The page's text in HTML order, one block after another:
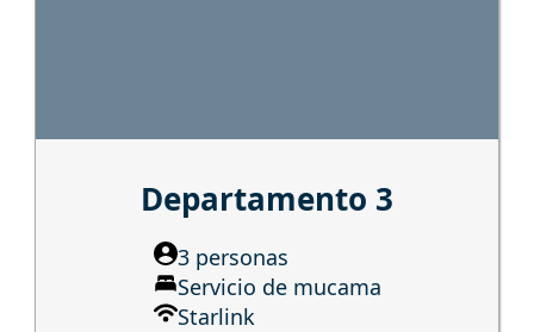
Departamento 3
3 personas
Servicio de mucama
Starlink